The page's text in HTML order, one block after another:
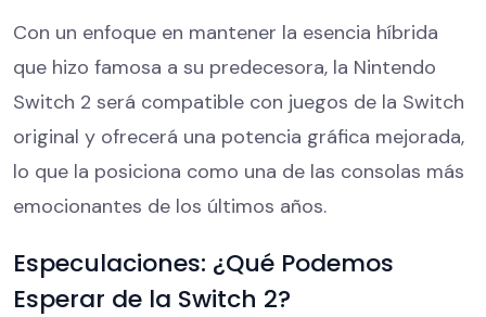
Con un enfoque en mantener la esencia híbrida
que hizo famosa a su predecesora, la Nintendo
Switch 2 será compatible con juegos de la Switch
original y ofrecerá una potencia gráfica mejorada,
lo que la posiciona como una de las consolas más
emocionantes de los últimos años.
Especulaciones: ¿Qué Podemos
Esperar de la Switch 2?